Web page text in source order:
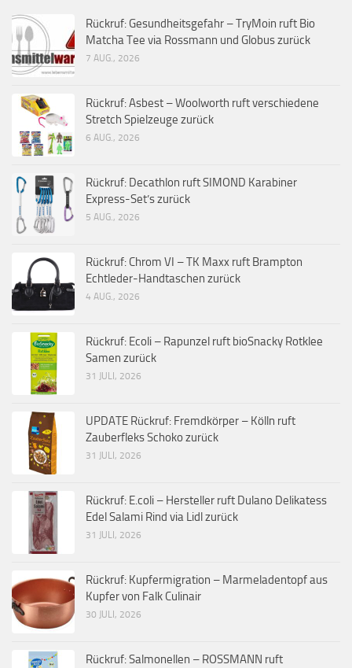
Rückruf: Gesundheitsgefahr – TryMoin ruft Bio
Matcha Tee via Rossmann und Globus zurück
7 AUG., 2026
Rückruf: Asbest – Woolworth ruft verschiedene
Stretch Spielzeuge zurück
6 AUG., 2026
Rückruf: Decathlon ruft SIMOND Karabiner
Express-Set’s zurück
5 AUG., 2026
Rückruf: Chrom VI – TK Maxx ruft Brampton
Echtleder-Handtaschen zurück
4 AUG., 2026
Rückruf: Ecoli – Rapunzel ruft bioSnacky Rotklee
Samen zurück
31 JULI, 2026
UPDATE Rückruf: Fremdkörper – Kölln ruft
Zauberfleks Schoko zurück
31 JULI, 2026
Rückruf: E.coli – Hersteller ruft Dulano Delikatess
Edel Salami Rind via Lidl zurück
31 JULI, 2026
Rückruf: Kupfermigration – Marmeladentopf aus
Kupfer von Falk Culinair
30 JULI, 2026
Rückruf: Salmonellen – ROSSMANN ruft